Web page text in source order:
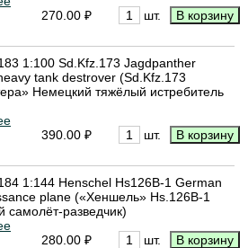
270.00 ₽
шт.
1:100 Sd.Kfz.173 Jagdpanther
tank destrover (Sd.Kfz.173
Немецкий тяжёлый истребитель
390.00 ₽
шт.
1:144 Henschel Hs126B-1 German
plane («Хеншель» Hs.126B-1
самолёт-разведчик)
280.00 ₽
шт.